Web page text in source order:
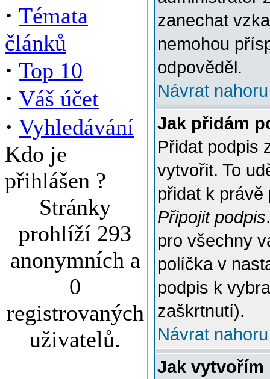
· Témata
článků
· Top 10
· Váš účet
· Vyhledávání
Kdo je
přihlášen ?
Stránky
prohlíží 293
anonymních a
0
registrovaných
uživatelů.
zanechat
nemohou
odpověděl.
Návrat nahoru
Jak přidám
Přidat podpis
vytvořit. To
přidat k
Připojit podpis
pro všechny
políčka v
podpis k
zaškrtnutí).
Návrat nahoru
Jak vytvořím